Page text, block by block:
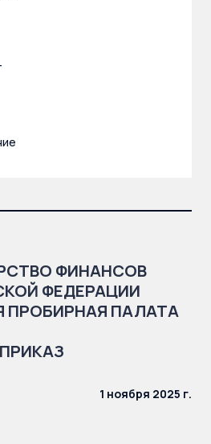
ФИНАНСОВ
ФЕДЕРАЦИИ
ПРОБИРНАЯ ПАЛАТА
ПРИКАЗ
1 ноября 2025 г.